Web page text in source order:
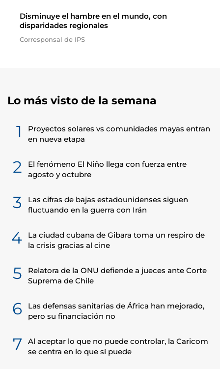
Disminuye el hambre en el mundo, con
disparidades regionales
Corresponsal de IPS
Lo más visto de la semana
1
Proyectos solares vs comunidades mayas entran
en nueva etapa
2
El fenómeno El Niño llega con fuerza entre
agosto y octubre
3
Las cifras de bajas estadounidenses siguen
fluctuando en la guerra con Irán
4
La ciudad cubana de Gibara toma un respiro de
la crisis gracias al cine
5
Relatora de la ONU defiende a jueces ante Corte
Suprema de Chile
6
Las defensas sanitarias de África han mejorado,
pero su financiación no
7
Al aceptar lo que no puede controlar, la Caricom
se centra en lo que sí puede